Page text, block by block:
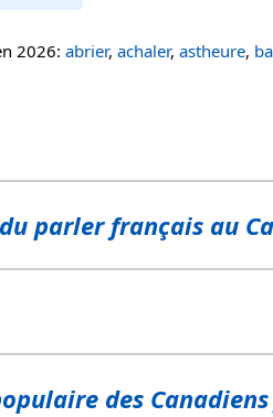
2026: abrier, achaler, astheure,
parler français au
des